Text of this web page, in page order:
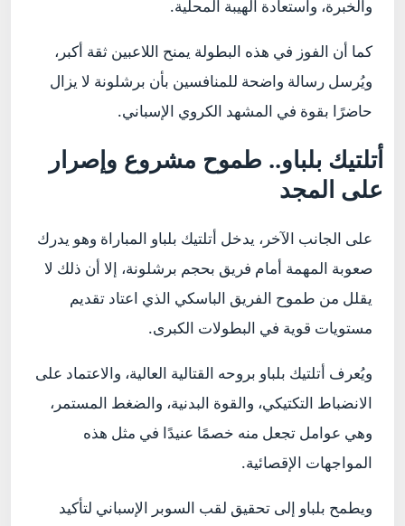
والخبرة، واستعادة الهيبة المحلية.
كما أن الفوز في هذه البطولة يمنح اللاعبين ثقة أكبر،
ويُرسل رسالة واضحة للمنافسين بأن برشلونة لا يزال
حاضرًا بقوة في المشهد الكروي الإسباني.
أتلتيك بلباو.. طموح مشروع وإصرار
على المجد
على الجانب الآخر، يدخل أتلتيك بلباو المباراة وهو يدرك
صعوبة المهمة أمام فريق بحجم برشلونة، إلا أن ذلك لا
يقلل من طموح الفريق الباسكي الذي اعتاد تقديم
مستويات قوية في البطولات الكبرى.
ويُعرف أتلتيك بلباو بروحه القتالية العالية، والاعتماد على
الانضباط التكتيكي، والقوة البدنية، والضغط المستمر،
وهي عوامل تجعل منه خصمًا عنيدًا في مثل هذه
المواجهات الإقصائية.
ويطمح بلباو إلى تحقيق لقب السوبر الإسباني لتأكيد